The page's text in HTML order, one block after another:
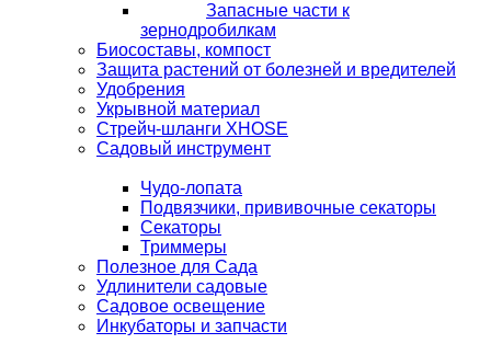
Запасные части к
зернодробилкам
Биосоставы, компост
Защита растений от болезней и вредителей
Удобрения
Укрывной материал
Стрейч-шланги XHOSE
Садовый инструмент
Чудо-лопата
Подвязчики, прививочные секаторы
Секаторы
Триммеры
Полезное для Сада
Удлинители садовые
Садовое освещение
Инкубаторы и запчасти